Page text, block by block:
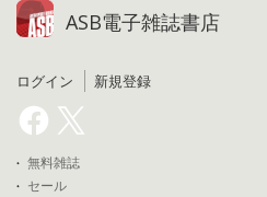
ASB電子雑誌書店
ログイン 新規登録
無料雑誌
セール